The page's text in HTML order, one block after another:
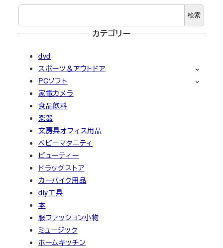
検索
カテゴリー
dvd
スポーツ＆アウトドア
PCソフト
家電カメラ
食品飲料
楽器
文房具オフィス用品
ベビーマタニティ
ビューティー
ドラッグストア
カーバイク用品
diy工具
本
服ファッション小物
ミュージック
ホームキッチン